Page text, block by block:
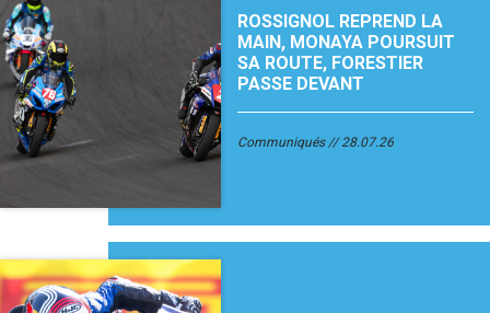
ROSSIGNOL REPREND LA
MAIN, MONAYA POURSUIT
SA ROUTE, FORESTIER
PASSE DEVANT
Communiqués 28.07.26